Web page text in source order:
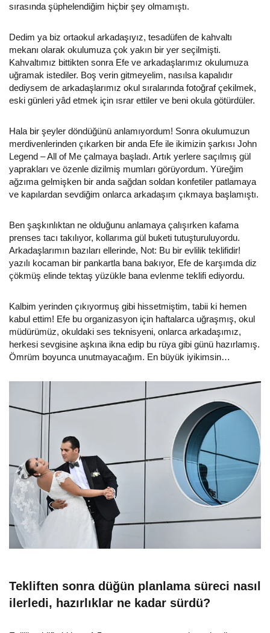
sırasında şüphelendiğim hiçbir şey olmamıştı.
Dedim ya biz ortaokul arkadaşıyız, tesadüfen de kahvaltı
mekanı olarak okulumuza çok yakın bir yer seçilmişti.
Kahvaltımız bittikten sonra Efe ve arkadaşlarımız okulumuza
uğramak istediler. Boş verin gitmeyelim, nasılsa kapalıdır
dediysem de arkadaşlarımız okul sıralarında fotoğraf çekilmek,
eski günleri yâd etmek için ısrar ettiler ve beni okula götürdüler.
Hala bir şeyler döndüğünü anlamıyordum! Sonra okulumuzun
merdivenlerinden çıkarken bir anda Efe ile ikimizin şarkısı John
Legend – All of Me çalmaya başladı. Artık yerlere saçılmış gül
yaprakları ve özenle dizilmiş mumları görüyordum. Yüreğim
ağzıma gelmişken bir anda sağdan soldan konfetiler patlamaya
ve kapılardan sevdiğim onlarca arkadaşım çıkmaya başlamıştı.
Ben şaşkınlıktan ne olduğunu anlamaya çalışırken kafama
prenses tacı takılıyor, kollarıma gül buketi tutuşturuluyordu.
Arkadaşlarımın bazıları ellerinde, Not: Bu bir evlilik teklifidir!
yazılı kocaman bir pankartla bana bakıyor, Efe de karşımda diz
çökmüş elinde tektaş yüzükle bana evlenme teklifi ediyordu.
Kalbim yerinden çıkıyormuş gibi hissetmiştim, tabii ki hemen
kabul ettim! Efe bu organizasyon için haftalarca uğraşmış, okul
müdürümüz, okuldaki ses teknisyeni, onlarca arkadaşımız,
herkesi sevgisine aşkına ikna edip bu rüya gibi günü hazırlamış.
Ömrüm boyunca unutmayacağım. En büyük iyikimsin…
Tekliften sonra düğün planlama süreci nasıl
ilerledi, hazırlıklar ne kadar sürdü?